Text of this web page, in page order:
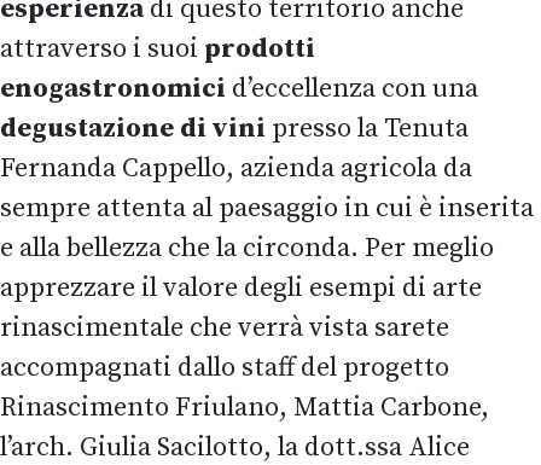
esperienzadi questo territorio anche
attraverso i suoi prodotti
enogastronomici d’eccellenza con una
degustazione di vini presso la Tenuta
Fernanda Cappello, azienda agricola da
sempre attenta al paesaggio in cui è inserita
e alla bellezza che la circonda. Per meglio
apprezzare il valore degli esempi di arte
rinascimentale che verrà vista sarete
accompagnati dallo staff del progetto
Rinascimento Friulano, Mattia Carbone,
l’arch. Giulia Sacilotto, la dott.ssa Alice